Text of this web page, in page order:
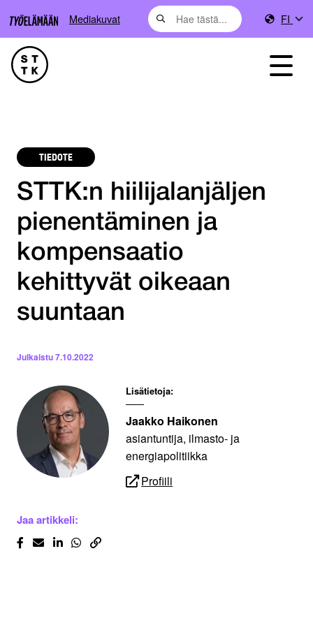
Mediakuvat FI
TIEDOTE
STTK:n hiilijalanjäljen
pienentäminen ja
kompensaatio
kehittyvät oikeaan
suuntaan
Julkaistu7.10.2022
Lisätietoja:
Jaakko Haikonen
asiantuntija, ilmasto- ja
energiapolitiikka
Profiili
Jaa artikkeli: